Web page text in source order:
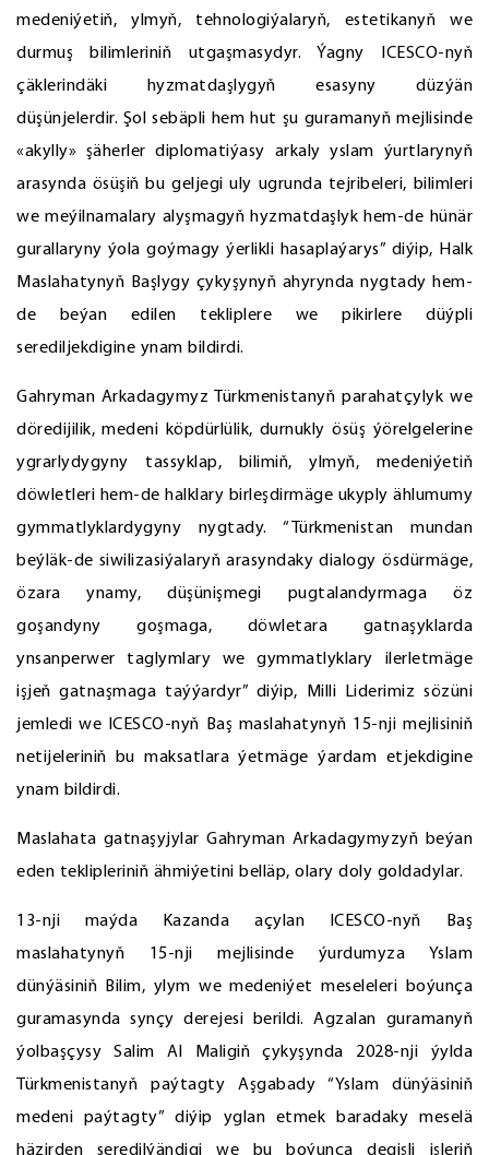
medeniýetiň, ylmyň, tehnologiýalaryň, estetikanyň we
durmuş bilimleriniň utgaşmasydyr. Ýagny ICESCO-nyň
çäklerindäki hyzmatdaşlygyň esasyny düzýän
düşünjelerdir. Şol sebäpli hem hut şu guramanyň mejlisinde
«akylly» şäherler diplomatiýasy arkaly yslam ýurtlarynyň
arasynda ösüşiň bu geljegi uly ugrunda tejribeleri, bilimleri
we meýilnamalary alyşmagyň hyzmatdaşlyk hem-de hünär
gurallaryny ýola goýmagy ýerlikli hasaplaýarys” diýip, Halk
Maslahatynyň Başlygy çykyşynyň ahyrynda nygtady hem-
de beýan edilen tekliplere we pikirlere düýpli
serediljekdigine ynam bildirdi.
Gahryman Arkadagymyz Türkmenistanyň parahatçylyk we
döredijilik, medeni köpdürlülik, durnukly ösüş ýörelgelerine
ygrarlydygyny tassyklap, bilimiň, ylmyň, medeniýetiň
döwletleri hem-de halklary birleşdirmäge ukyply ählumumy
gymmatlyklardygyny nygtady. “Türkmenistan mundan
beýläk-de siwilizasiýalaryň arasyndaky dialogy ösdürmäge,
özara ynamy, düşünişmegi pugtalandyrmaga öz
goşandyny goşmaga, döwletara gatnaşyklarda
ynsanperwer taglymlary we gymmatlyklary ilerletmäge
işjeň gatnaşmaga taýýardyr” diýip, Milli Liderimiz sözüni
jemledi we ICESCO-nyň Baş maslahatynyň 15-nji mejlisiniň
netijeleriniň bu maksatlara ýetmäge ýardam etjekdigine
ynam bildirdi.
Maslahata gatnaşyjylar Gahryman Arkadagymyzyň beýan
eden teklipleriniň ähmiýetini belläp, olary doly goldadylar.
13-nji maýda Kazanda açylan ICESCO-nyň Baş
maslahatynyň 15-nji mejlisinde ýurdumyza Yslam
dünýäsiniň Bilim, ylym we medeniýet meseleleri boýunça
guramasynda synçy derejesi berildi. Agzalan guramanyň
ýolbaşçysy Salim Al Maligiň çykyşynda 2028-nji ýylda
Türkmenistanyň paýtagty Aşgabady “Yslam dünýäsiniň
medeni paýtagty” diýip yglan etmek baradaky meselä
häzirden seredilýändigi we bu boýunça degişli işleriň